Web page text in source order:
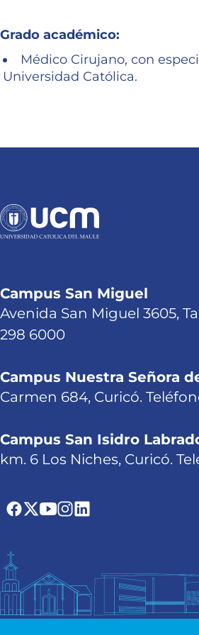
Grado académico:
Médico Cirujano, con
Universidad Católica.
Campus San Miguel
Avenida San Miguel 3605,
298 6000
Campus Nuestra Señora
Carmen 684, Curicó.
Campus San Isidro
km. 6 Los Niches, Curicó.